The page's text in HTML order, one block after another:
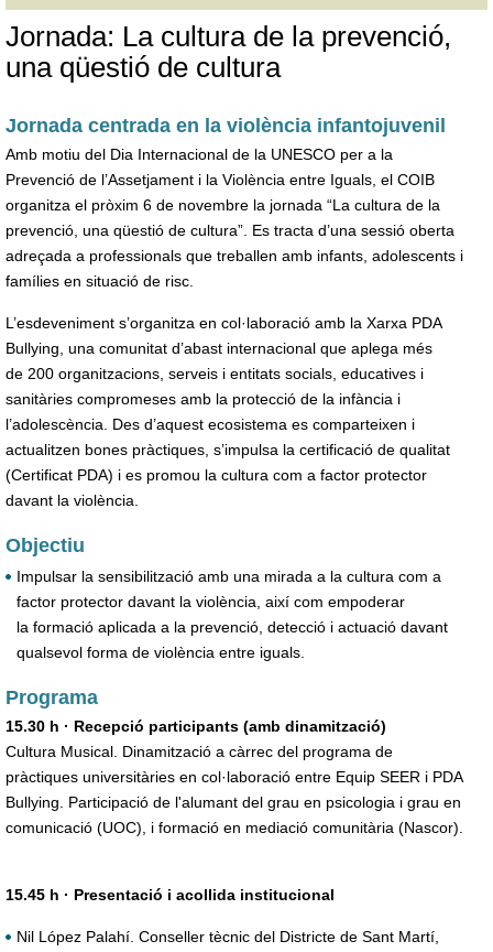
Jornada: La cultura de la prevenció,
una qüestió de cultura
Jornada centrada en la violència infantojuvenil
Amb motiu del Dia Internacional de la UNESCO per a la
Prevenció de l’Assetjament i la Violència entre Iguals, el COIB
organitza el pròxim 6 de novembre la jornada “La cultura de la
prevenció, una qüestió de cultura”. Es tracta d’una sessió oberta
adreçada a professionals que treballen amb infants, adolescents i
famílies en situació de risc.
L’esdeveniment s’organitza en col·laboració amb la Xarxa PDA
Bullying, una comunitat d’abast internacional que aplega més
de 200 organitzacions, serveis i entitats socials, educatives i
sanitàries compromeses amb la protecció de la infància i
l’adolescència. Des d’aquest ecosistema es comparteixen i
actualitzen bones pràctiques, s’impulsa la certificació de qualitat
(Certificat PDA) i es promou la cultura com a factor protector
davant la violència.
Objectiu
Impulsar la sensibilització amb una mirada a la cultura com a
factor protector davant la violència, així com empoderar
la formació aplicada a la prevenció, detecció i actuació davant
qualsevol forma de violència entre iguals.
Programa
15.30 h · Recepció participants (amb dinamització)
Cultura Musical. Dinamització a càrrec del programa de
pràctiques universitàries en col·laboració entre Equip SEER i PDA
Bullying. Participació de l'alumant del grau en psicologia i grau en
comunicació (UOC), i formació en mediació comunitària (Nascor).
15.45 h · Presentació i acollida institucional
Nil López Palahí. Conseller tècnic del Districte de Sant Martí,